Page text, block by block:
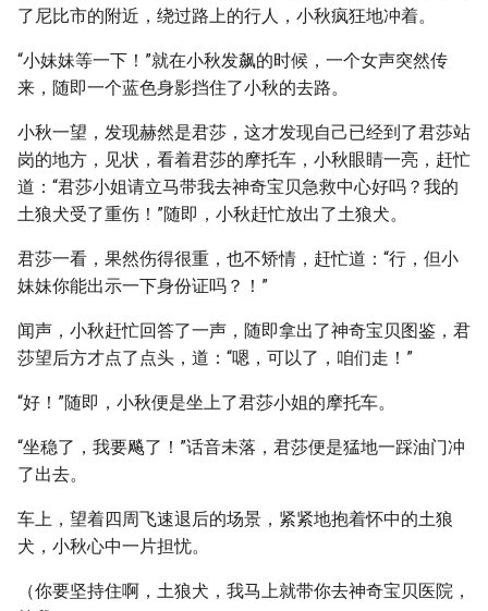
了尼比市的附近，绕过路上的行人，小秋疯狂地冲着。
“小妹妹等一下！”就在小秋发飙的时候，一个女声突然传
来，随即一个蓝色身影挡住了小秋的去路。
小秋一望，发现赫然是君莎，这才发现自己已经到了君莎站
岗的地方，见状，看着君莎的摩托车，小秋眼睛一亮，赶忙
道：“君莎小姐请立马带我去神奇宝贝急救中心好吗？我的
土狼犬受了重伤！”随即，小秋赶忙放出了土狼犬。
君莎一看，果然伤得很重，也不矫情，赶忙道：“行，但小
妹妹你能出示一下身份证吗？！”
闻声，小秋赶忙回答了一声，随即拿出了神奇宝贝图鉴，君
莎望后方才点了点头，道：“嗯，可以了，咱们走！”
“好！”随即，小秋便是坐上了君莎小姐的摩托车。
“坐稳了，我要飚了！”话音未落，君莎便是猛地一踩油门冲
了出去。
车上，望着四周飞速退后的场景，紧紧地抱着怀中的土狼
犬，小秋心中一片担忧。
（你要坚持住啊，土狼犬，我马上就带你去神奇宝贝医院，